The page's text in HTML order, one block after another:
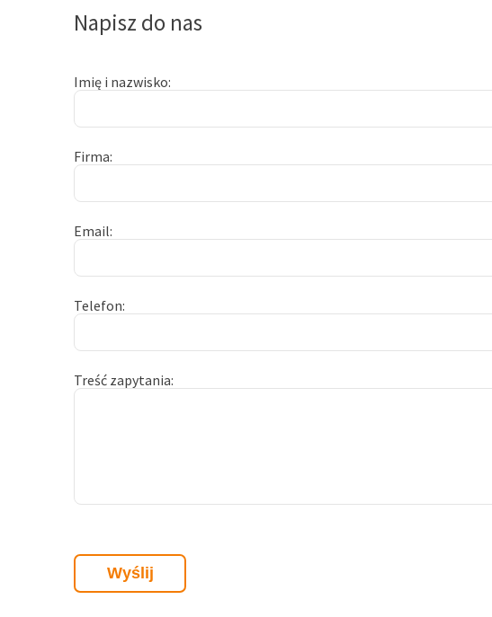
Napisz do nas
Imię i nazwisko
Firma
Email
Telefon
Treść zapytania